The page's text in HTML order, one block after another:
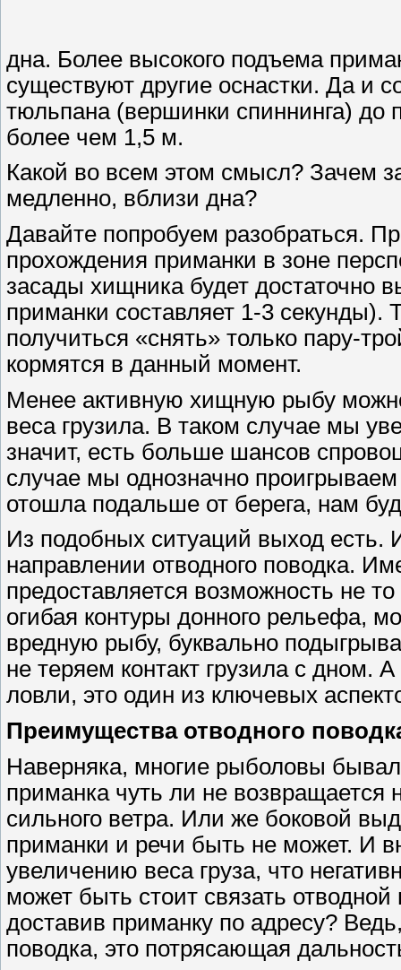
дна. Более высокого подъема
существуют другие оснастки. Да и
тюльпана (вершинки спиннинга) до
более чем 1,5 м.
Какой во всем этом смысл? Зачем
медленно, вблизи дна?
Давайте попробуем разобраться.
прохождения приманки в зоне
засады хищника будет достаточно
приманки составляет 1-3 секунды).
получиться «снять» только пару-
кормятся в данный момент.
Менее активную хищную рыбу
веса грузила. В таком случае мы
значит, есть больше шансов
случае мы однозначно
отошла подальше от берега, нам
Из подобных ситуаций выход есть.
направлении отводного поводка.
предоставляется возможность не
огибая контуры донного рельефа,
вредную рыбу, буквально
не теряем контакт грузила с дном.
ловли, это один из ключевых
Преимущества отводного
Наверняка, многие рыболовы
приманка чуть ли не возвращается
сильного ветра. Или же боковой
приманки и речи быть не может. И
увеличению веса груза, что
может быть стоит связать
доставив приманку по адресу?
поводка, это потрясающая